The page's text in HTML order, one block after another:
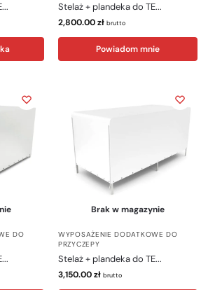
Stelaż + plandeka do TE...
2,800.00zł brutto
Powiadom mnie
DO
Brak w magazynie
WYPOSAŻENIE DODATKOWE DO
PRZYCZEPY
Stelaż + plandeka do TE...
3,150.00zł brutto